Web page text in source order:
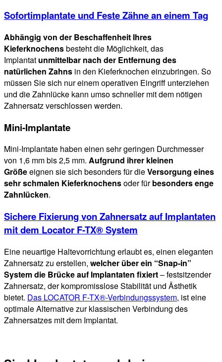
Sofortimplantate und Feste Zähne an einem Tag
Abhängig von der Beschaffenheit Ihres
Kieferknochensbesteht die Möglichkeit, das
Implantat unmittelbar nach der Entfernung des
natürlichen Zahns in den Kieferknochen einzubringen. So
müssen Sie sich nur einem operativen Eingriff unterziehen
und die Zahnlücke kann umso schneller mit dem nötigen
Zahnersatz verschlossen werden.
Mini-Implantate
Mini-Implantate haben einen sehr geringen Durchmesser
von 1,6 mm bis 2,5 mm. Aufgrund ihrer kleinen
Größeeignen sie sich besonders für dieVersorgung eines
sehr schmalen Kieferknochensoder fürbesonders enge
Zahnlücken.
Sichere Fixierung von Zahnersatz auf Implantaten
mit dem Locator F-TX® System
Eine neuartige Haltevorrichtung erlaubt es, einen eleganten
Zahnersatz zu erstellen, welcher über ein “Snap-in”
System die Brücke auf Implantaten fixiert– festsitzender
Zahnersatz, der kompromisslose Stabilität und Ästhetik
bietet. Das LOCATOR F-TX®-Verbindungssystem, ist eine
optimale Alternative zur klassischen Verbindung des
Zahnersatzes mit dem Implantat.